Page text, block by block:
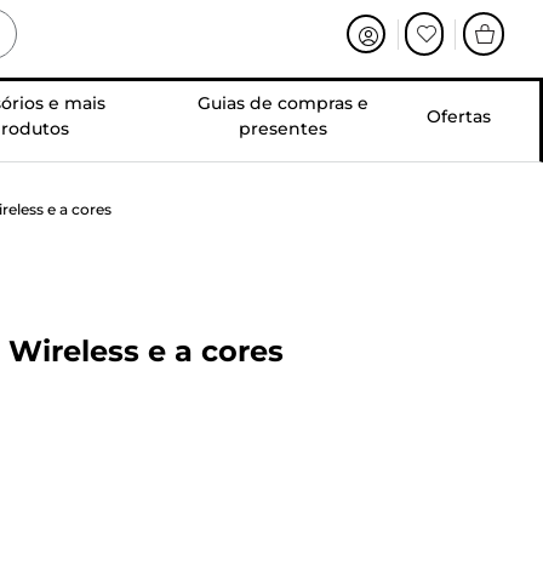
e mais
Guias de compras e
presentes
Ofertas
e a cores
e a cores